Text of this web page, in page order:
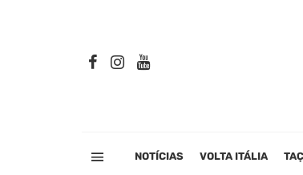
NOTÍCIAS VOLTA ITÁLIA